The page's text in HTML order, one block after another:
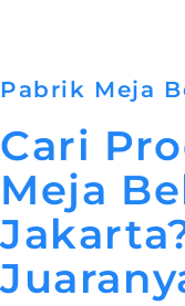
Pabrik Meja
Cari
Meja